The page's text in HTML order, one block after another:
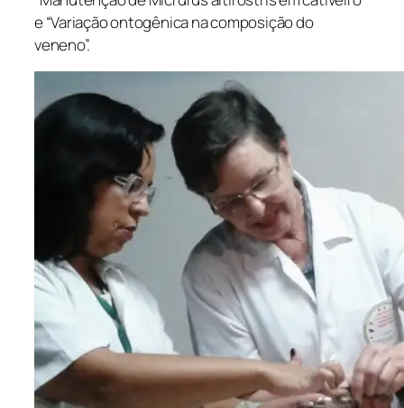
e “Variação ontogênica na composição do
veneno”.